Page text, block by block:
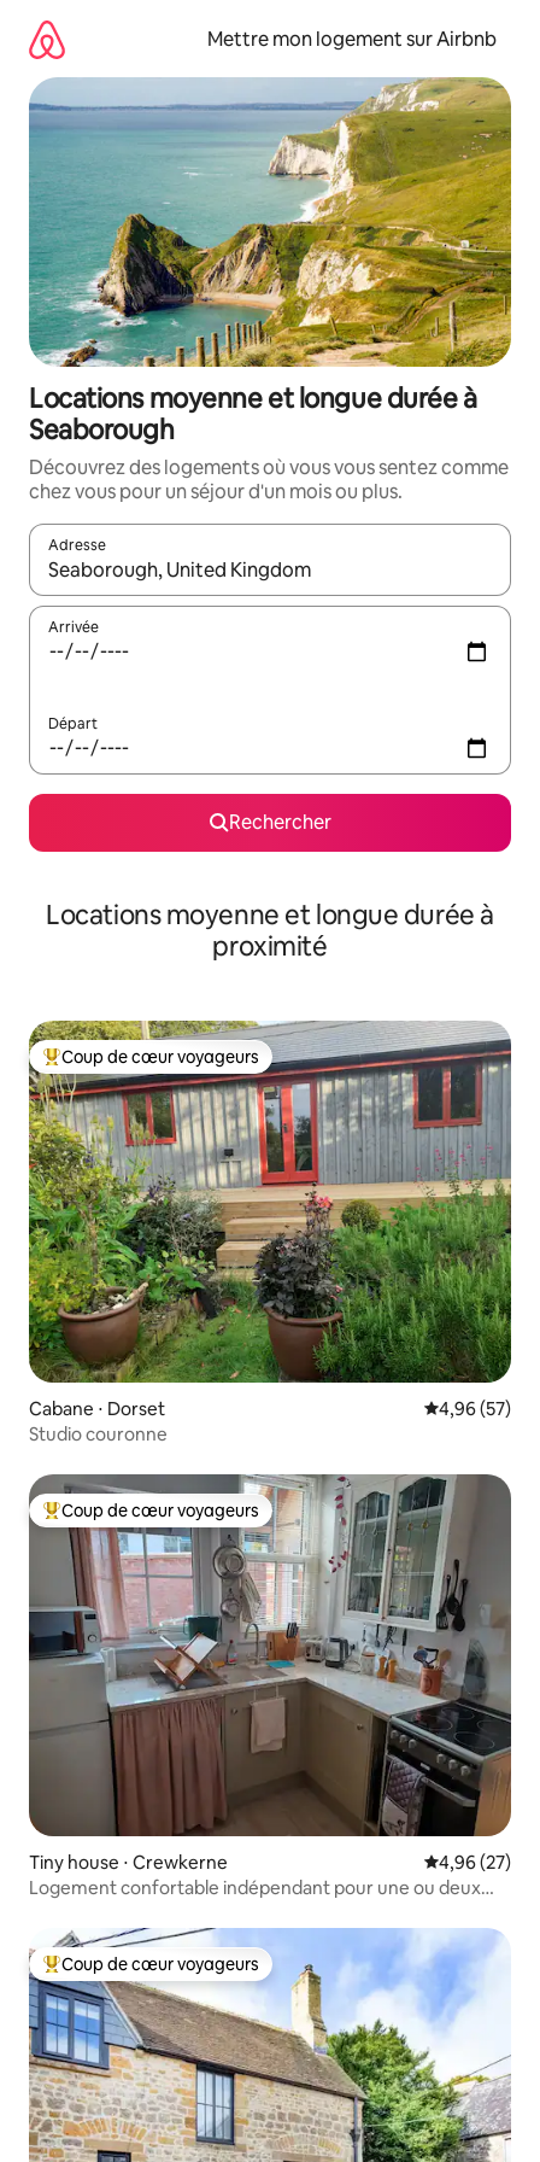
directement
contenu
Mettre mon logement sur Airbnb
Locations moyenne et longue durée à
Seaborough
Découvrez des logements où vous vous sentez comme
chez vous pour un séjour d'un mois ou plus.
Adresse
Lorsque les résultats s'affichent, utilisez les flèches vers le
Arrivée
Départ
Rechercher
Locations moyenne et longue durée à
proximité
Coups de cœur voyageurs les plus appréciés
Coup de cœur voyageurs
Cabane ⋅ Dorset Évaluation
4,96 (57)
Studio couronne
Coups de cœur voyageurs les plus appréciés
Coup de cœur voyageurs
Tiny house ⋅ Crewkerne Évaluation
4,96 (27)
Logement confortable indépendant pour une ou deux
Coups de cœur voyageurs les plus appréciés
Coup de cœur voyageurs